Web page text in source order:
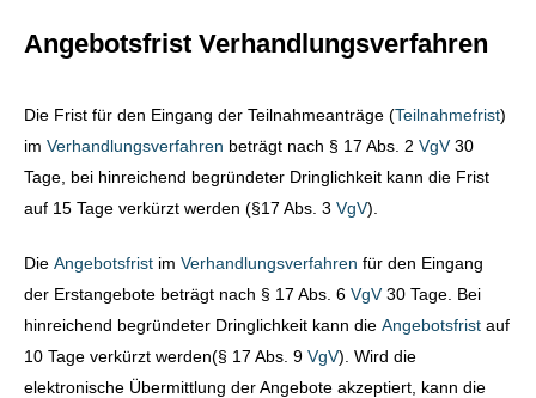
Angebotsfrist Verhandlungsverfahren
Die Frist für den Eingang der Teilnahmeanträge (Teilnahmefrist)
im Verhandlungsverfahren beträgt nach § 17 Abs. 2 VgV30
Tage, bei hinreichend begründeter Dringlichkeit kann die Frist
auf 15 Tage verkürzt werden (§17 Abs. 3 VgV).
Die Angebotsfrist im Verhandlungsverfahren für den Eingang
der Erstangebote beträgt nach § 17 Abs. 6 VgV30 Tage. Bei
hinreichend begründeter Dringlichkeit kann die Angebotsfrist auf
10 Tage verkürzt werden(§ 17 Abs. 9 VgV). Wird die
elektronische Übermittlung der Angebote akzeptiert, kann die